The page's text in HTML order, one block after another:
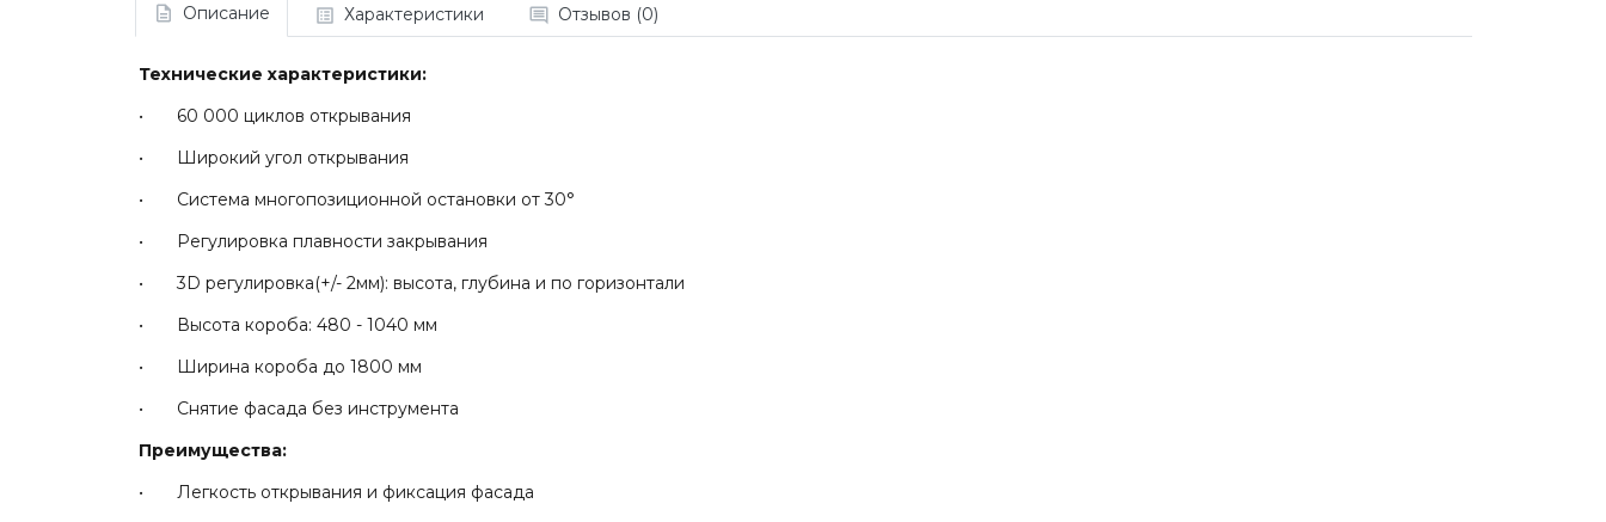
Описание Характеристики Отзывов (0)
Технические характеристики:
• 60 000 циклов открывания
• Широкий угол открывания
• Система многопозиционной остановки от 30°
• Регулировка плавности закрывания
• 3D регулировка(+/- 2мм): высота, глубина и по горизонтали
• Высота короба: 480 - 1040 мм
• Ширина короба до 1800 мм
• Снятие фасада без инструмента
Преимущества:
• Легкость открывания и фиксация фасада